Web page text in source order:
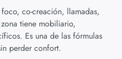
co-creación, llamadas,
tiene mobiliario,
Es una de las fórmulas
perder confort.